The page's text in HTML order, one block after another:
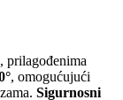
, prilagođenima
, omogućujući
Sigurnosni